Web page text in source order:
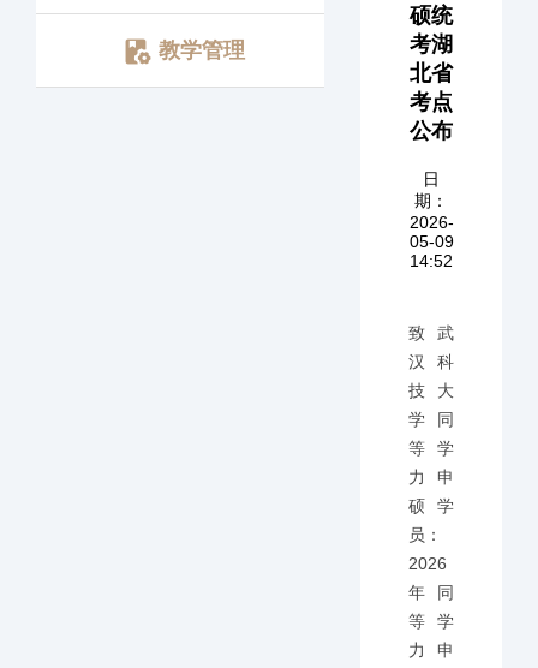
教学管理
硕统
考湖
北省
考点
公布
日
期：
2026-
05-09
14:52
致武
汉科
技大
学同
等学
力申
硕学
员：
2026
年同
等学
力申